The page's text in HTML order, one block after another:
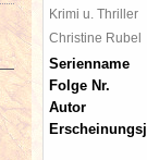
Krimi u. Thriller
Christine Rubel
Serienname
Folge Nr.
Autor